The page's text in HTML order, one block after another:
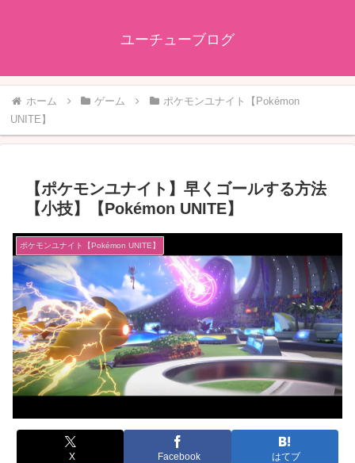
ユーチューブログ
ホーム ゲーム
ポケモンユナイト【Pokémon
UNITE】
【ポケモンユナイト】早くゴールする方法
【小技】【Pokémon UNITE】
ポケモンユナイト【Pokémon UNITE】
X Facebook はてブ